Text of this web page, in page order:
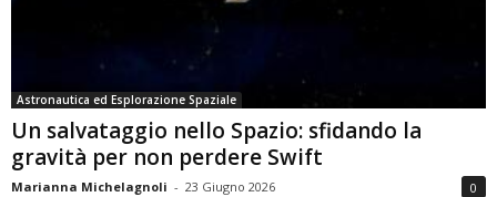
Astronautica ed Esplorazione Spaziale
Un salvataggio nello Spazio: sfidando la
gravità per non perdere Swift
Marianna Michelagnoli - 23 Giugno 2026 0